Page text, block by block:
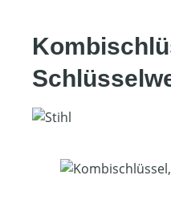
Bildergalerie überspringen